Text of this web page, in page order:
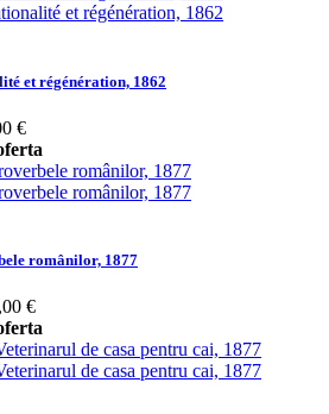
et régénération, 1862
€
românilor, 1877
€